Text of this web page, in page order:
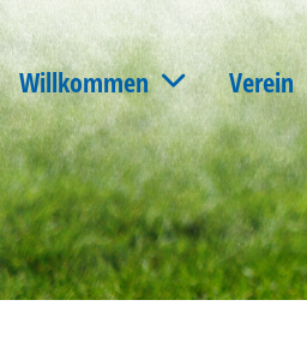
Willkommen Verein